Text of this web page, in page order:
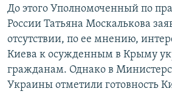
До этого Уполномоченный по
России Татьяна Москалькова
отсутствии, по ее мнению,
Киева к осужденным в Крыму
гражданам. Однако в
Украины отметили готовность